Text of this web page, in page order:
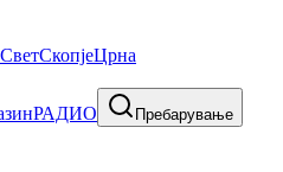
СветСкопјеЦрна
РАДИО Пребарување